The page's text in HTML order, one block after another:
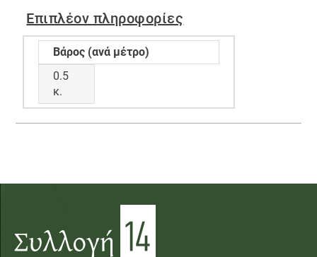
Επιπλέον πληροφορίες
Βάρος (ανά μέτρο)
0.5
κ.